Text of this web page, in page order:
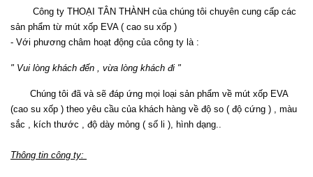
Công ty THOẠI TÂN THÀNH của chúng tôi chuyên cung cấp các
sản phẩm từ mút xốp EVA ( cao su xốp )
- Với phương châm hoạt động của công ty là :
" Vui lòng khách đến , vừa lòng khách đi "
Chúng tôi đã và sẽ đáp ứng mọi loại sản phẩm về mút xốp EVA
(cao su xốp ) theo yêu cầu của khách hàng về độ so ( độ cứng ) , màu
sắc , kích thước , độ dày mỏng ( số li ), hình dạng..
Thông tin công ty: